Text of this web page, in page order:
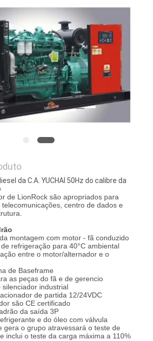
da C.A. YUCHAI 50Hz do calibre da
de LionRock são apropriados para
centro de dados e
montagem com motor - fã conduzido
refrigeração para 40°C ambiental
entre o motor/alternador e o
de Baseframe
as peças do fã e de gerencio
industrial
de partida 12/24VDC
são CE certificado
da saída 3P
e do óleo com válvula
gera o grupo atravessará o teste de
inclui o teste da carga máxima a 110%